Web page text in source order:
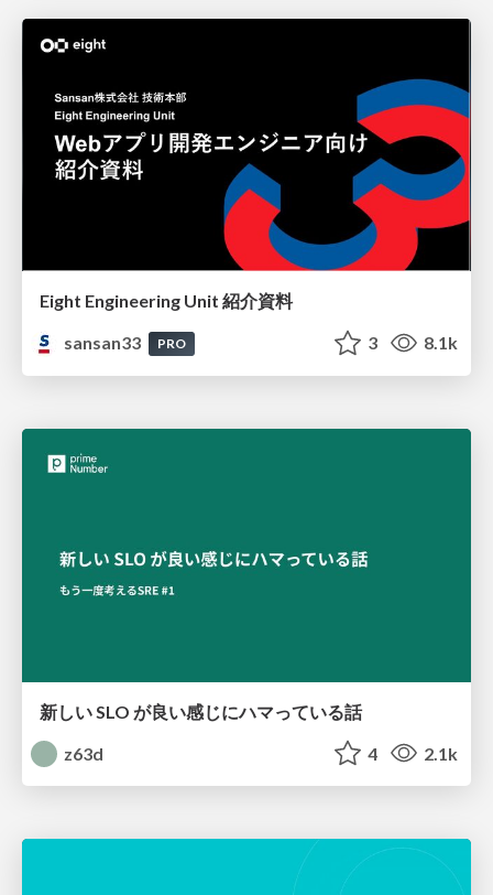
Eight Engineering Unit 紹介資料
sansan33
PRO 3 8.1k
新しい SLO が良い感じにハマっている話
z63d
4 2.1k